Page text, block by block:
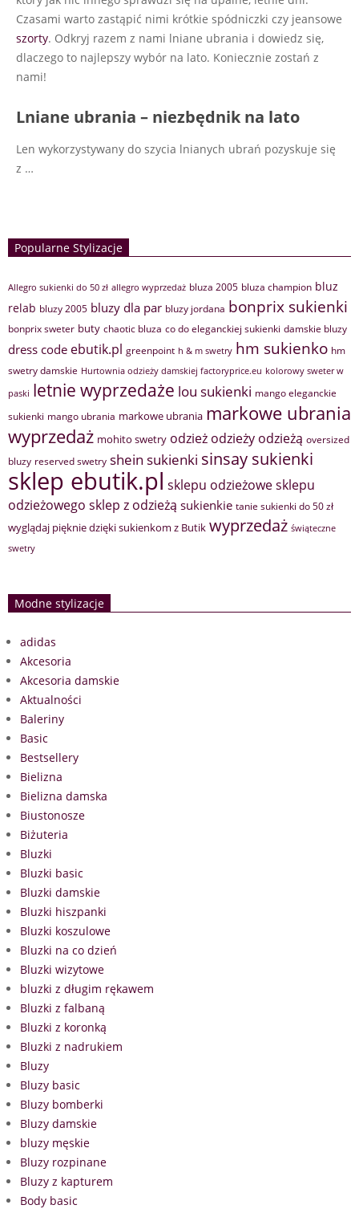
Czasami warto zastąpić nimi krótkie spódniczki czy jeansowe
szorty. Odkryj razem z nami lniane ubrania i dowiedz się,
dlaczego to najlepszy wybór na lato. Koniecznie zostań z
nami!
Lniane ubrania – niezbędnik na lato
Len wykorzystywany do szycia lnianych ubrań pozyskuje się
z …
Popularne Stylizacje
Allegro sukienki do 50 zł allegro wyprzedaż bluza 2005 bluza champion bluz
relab bluzy 2005 bluzy dla par bluzy jordana bonprix sukienki
bonprix sweter buty chaotic bluza co do eleganckiej sukienki damskie bluzy
dress code ebutik.pl greenpoint h & m swetry hm sukienko hm
swetry damskie Hurtownia odzieży damskiej factoryprice.eu kolorowy sweter w
paski letnie wyprzedaże lou sukienki mango eleganckie
sukienki mango ubrania markowe ubrania markowe ubrania
wyprzedaż mohito swetry odzież odzieży odzieżą oversized
bluzy reserved swetry shein sukienki sinsay sukienki
sklep ebutik.pl sklepu odzieżowesklepu
odzieżowego sklep z odzieżą sukienkie tanie sukienki do 50 zł
wyglądaj pięknie dzięki sukienkom z Butik wyprzedaż świąteczne
swetry
Modne stylizacje
adidas
Akcesoria
Akcesoria damskie
Aktualności
Baleriny
Basic
Bestsellery
Bielizna
Bielizna damska
Biustonosze
Biżuteria
Bluzki
Bluzki basic
Bluzki damskie
Bluzki hiszpanki
Bluzki koszulowe
Bluzki na co dzień
Bluzki wizytowe
bluzki z długim rękawem
Bluzki z falbaną
Bluzki z koronką
Bluzki z nadrukiem
Bluzy
Bluzy basic
Bluzy bomberki
Bluzy damskie
bluzy męskie
Bluzy rozpinane
Bluzy z kapturem
Body basic